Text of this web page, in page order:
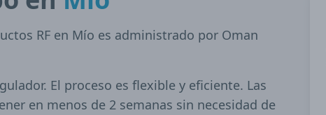
RF en Mío es administrado por Oman
El proceso es flexible y eficiente. Las
en menos de 2 semanas sin necesidad de